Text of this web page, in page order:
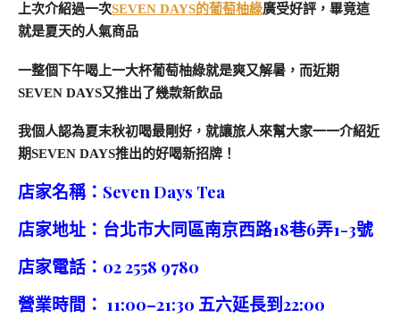
上次介紹過一次SEVEN DAYS的葡萄柚綠廣受好評，畢竟這
就是夏天的人氣商品
一整個下午喝上一大杯葡萄柚綠就是爽又解暑，而近期
SEVEN DAYS又推出了幾款新飲品
我個人認為夏末秋初喝最剛好，就讓旅人來幫大家一一介紹近
期SEVEN DAYS推出的好喝新招牌！
店家名稱：Seven Days Tea
店家地址：台北市大同區南京西路18巷6弄1-3號
店家電話：02 2558 9780
營業時間： 11:00–21:30 五六延長到22:00